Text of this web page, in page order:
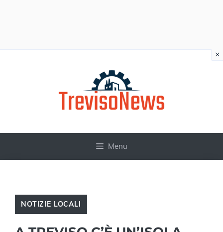
Menu
NOTIZIE LOCALI
×